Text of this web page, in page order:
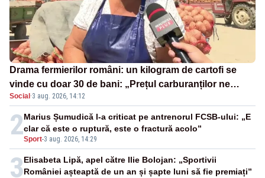
Drama fermierilor români: un kilogram de cartofi se
vinde cu doar 30 de bani: „Prețul carburanților ne
distruge!”
Social ·3 aug. 2026, 14:12
2Sport-3 aug. 2026, 14:29
Marius Șumudică l-a criticat pe antrenorul FCSB-ului: „E
clar că este o ruptură, este o fractură acolo”
3Elisabeta Lipă, apel către Ilie Bolojan: „Sportivii
României așteaptă de un an și șapte luni să fie premiați”